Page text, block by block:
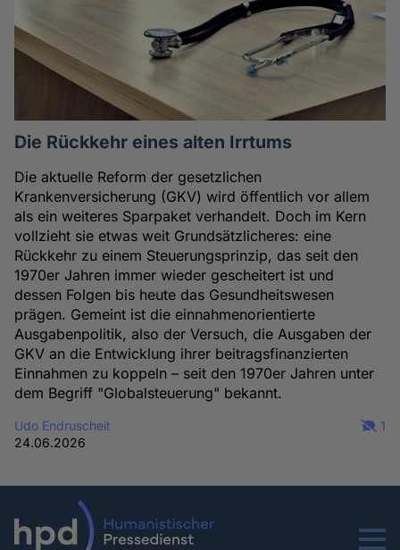
Die Rückkehr eines alten Irrtums
Die aktuelle Reform der gesetzlichen
Krankenversicherung (GKV) wird öffentlich vor allem
als ein weiteres Sparpaket verhandelt. Doch im Kern
vollzieht sie etwas weit Grundsätzlicheres: eine
Rückkehr zu einem Steuerungsprinzip, das seit den
1970er Jahren immer wieder gescheitert ist und
dessen Folgen bis heute das Gesundheitswesen
prägen. Gemeint ist die einnahmenorientierte
Ausgabenpolitik, also der Versuch, die Ausgaben der
GKV an die Entwicklung ihrer beitragsfinanzierten
Einnahmen zu koppeln – seit den 1970er Jahren unter
dem Begriff "Globalsteuerung" bekannt.
Udo Endruscheit
24.06.2026
1
Menu